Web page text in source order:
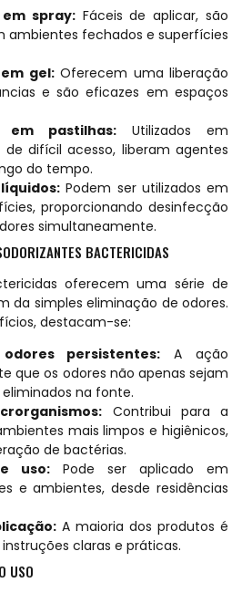
spray:Fáceis de aplicar, são
ambientes fechados e superfícies
gel:Oferecem uma liberação
e são eficazes em espaços
em pastilhas: Utilizados em
de difícil acesso, liberam agentes
do tempo.
Podem ser utilizados em
proporcionando desinfecção
simultaneamente.
BACTERICIDAS
oferecem uma série de
da simples eliminação de odores.
destacam-se:
persistentes: A ação
que os odores não apenas sejam
na fonte.
Contribui para a
mais limpos e higiênicos,
de bactérias.
uso: Pode ser aplicado em
e ambientes, desde residências
A maioria dos produtos é
claras e práticas.
USO